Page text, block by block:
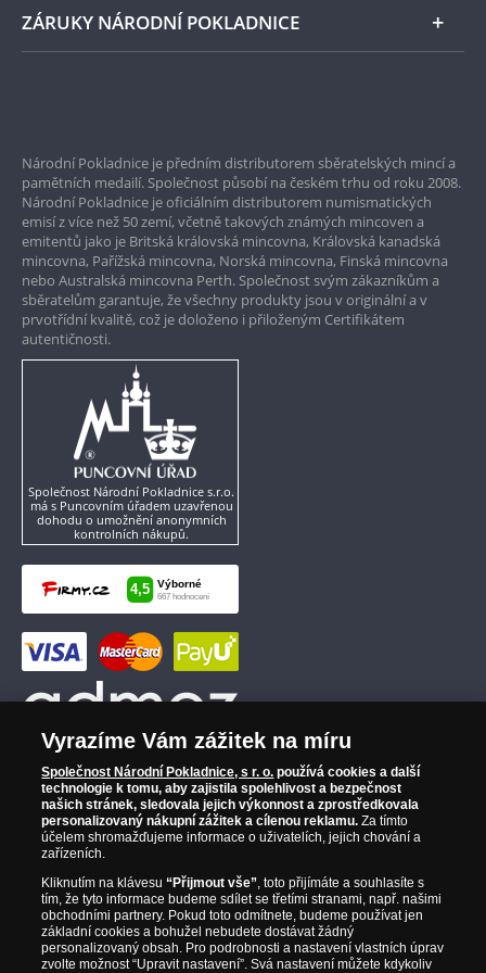
ZÁRUKY NÁRODNÍ POKLADNICE
Garance nejvyšší kvality
Pouze originální produkty
Národní Pokladnice je předním distributorem sběratelských mincí a
pamětních medailí. Společnost působí na českém trhu od roku 2008.
Národní Pokladnice je oficiálním distributorem numismatických
emisí z více než 50 zemí, včetně takových známých mincoven a
emitentů jako je Britská královská mincovna, Královská kanadská
mincovna, Pařížská mincovna, Norská mincovna, Finská mincovna
nebo Australská mincovna Perth. Společnost svým zákazníkům a
sběratelům garantuje, že všechny produkty jsou v originální a v
prvotřídní kvalitě, což je doloženo i přiloženým Certifikátem
autentičnosti.
Společnost Národní Pokladnice s.r.o.
má s Puncovním úřadem uzavřenou
dohodu o umožnění anonymních
kontrolních nákupů.
Vyrazíme Vám zážitek na míru
Společnost Národní Pokladnice, s r. o. používá cookies a další
technologie k tomu, aby zajistila spolehlivost a bezpečnost
našich stránek, sledovala jejich výkonnost a zprostředkovala
personalizovaný nákupní zážitek a cílenou reklamu. Za tímto
účelem shromažďujeme informace o uživatelích, jejich chování a
zařízeních.
Kliknutím na klávesu“Přijmout vše”, toto přijímáte a souhlasíte s
tím, že tyto informace budeme sdílet se třetími stranami, např. našimi
obchodními partnery. Pokud toto odmítnete, budeme používat jen
základní cookies a bohužel nebudete dostávat žádný
personalizovaný obsah. Pro podrobnosti a nastavení vlastních úprav
zvolte možnost “Upravit nastavení”. Svá nastavení můžete kdykoliv